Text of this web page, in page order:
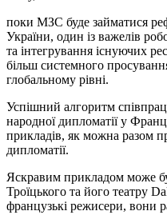
поки МЗС буде займатися
України, один із важелів
та інтегрування існуючих
більш системного
глобальному рівні.
Успішний алгоритм
народної дипломатії у
прикладів, як можна разом
дипломатії.
Яскравим прикладом може
Троїцького та його театру
французькі режисери, вони